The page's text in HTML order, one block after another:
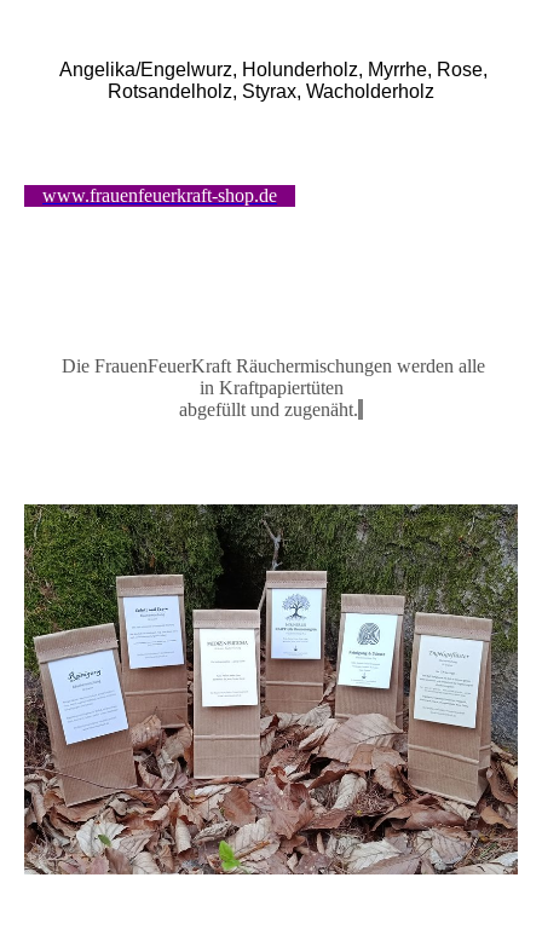
Angelika/Engelwurz, Holunderholz, Myrrhe, Rose,
Rotsandelholz, Styrax, Wacholderholz
www.frauenfeuerkraft-shop.de
Die FrauenFeuerKraft Räuchermischungen werden alle
in Kraftpapiertüten
abgefüllt und zugenäht.